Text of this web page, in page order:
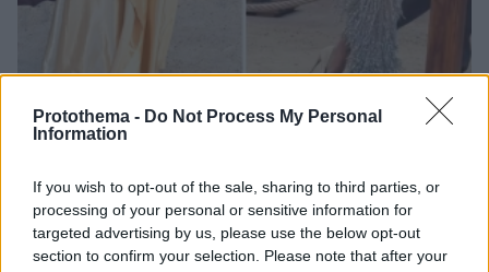
Protothema - Do Not Process My Personal
Information
If you wish to opt-out of the sale, sharing to third parties, or
processing of your personal or sensitive information for
targeted advertising by us, please use the below opt-out
section to confirm your selection. Please note that after your
10.08.2026, 07:31